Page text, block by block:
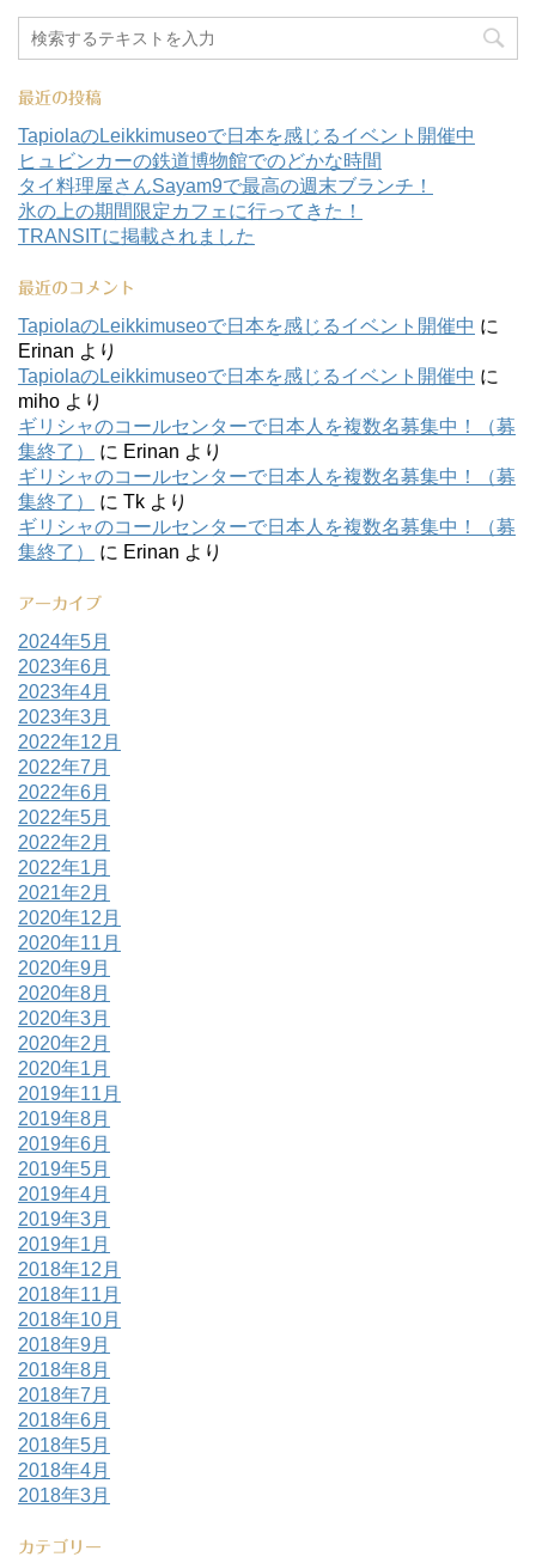
最近の投稿
TapiolaのLeikkimuseoで日本を感じるイベント開催中
ヒュビンカーの鉄道博物館でのどかな時間
タイ料理屋さんSayam9で最高の週末ブランチ！
氷の上の期間限定カフェに行ってきた！
TRANSITに掲載されました
最近のコメント
TapiolaのLeikkimuseoで日本を感じるイベント開催中 に
Erinan より
TapiolaのLeikkimuseoで日本を感じるイベント開催中 に
miho より
ギリシャのコールセンターで日本人を複数名募集中！（募
集終了）
に Erinan より
ギリシャのコールセンターで日本人を複数名募集中！（募
集終了）
に Tk より
ギリシャのコールセンターで日本人を複数名募集中！（募
集終了）
に Erinan より
アーカイブ
2024年5月
2023年6月
2023年4月
2023年3月
2022年12月
2022年7月
2022年6月
2022年5月
2022年2月
2022年1月
2021年2月
2020年12月
2020年11月
2020年9月
2020年8月
2020年3月
2020年2月
2020年1月
2019年11月
2019年8月
2019年6月
2019年5月
2019年4月
2019年3月
2019年1月
2018年12月
2018年11月
2018年10月
2018年9月
2018年8月
2018年7月
2018年6月
2018年5月
2018年4月
2018年3月
カテゴリー